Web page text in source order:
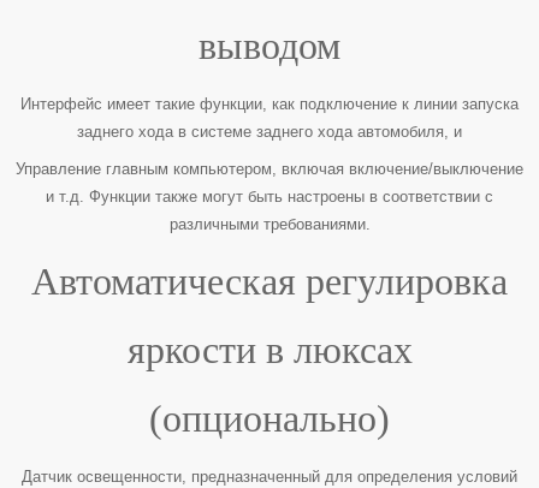
выводом
Интерфейс имеет такие функции, как подключение к линии запуска
заднего хода в системе заднего хода автомобиля, и
Управление главным компьютером, включая включение/выключение
и т.д. Функции также могут быть настроены в соответствии с
различными требованиями.
Автоматическая регулировка
яркости в люксах
(опционально)
Датчик освещенности, предназначенный для определения условий